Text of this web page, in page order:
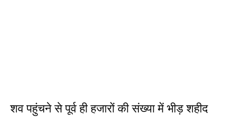
शव पहुंचने से पूर्व ही हजारों की संख्या में भीड़ शहीद